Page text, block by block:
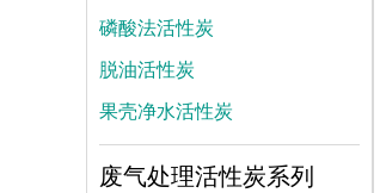
磷酸法活性炭
脱油活性炭
果壳净水活性炭
废气处理活性炭系列